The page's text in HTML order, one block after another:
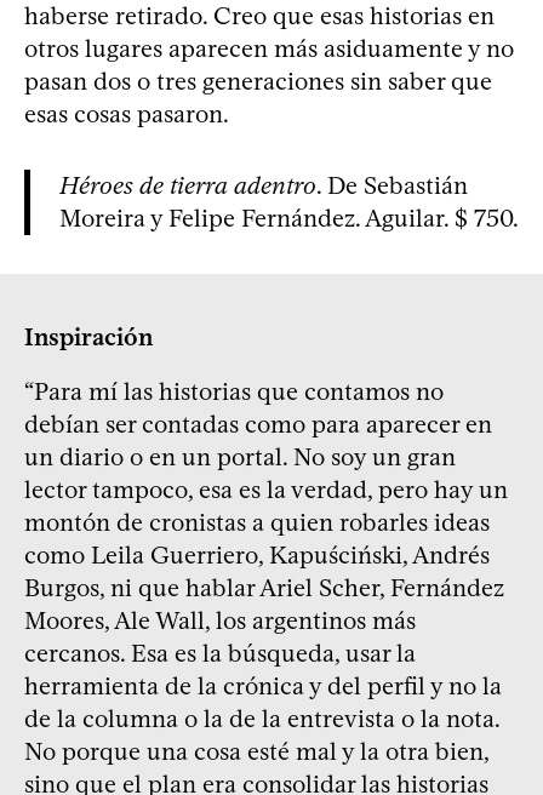
haberse retirado. Creo que esas historias en
otros lugares aparecen más asiduamente y no
pasan dos o tres generaciones sin saber que
esas cosas pasaron.
Héroes de tierra adentro. De Sebastián
Moreira y Felipe Fernández. Aguilar. $ 750.
Inspiración
“Para mí las historias que contamos no
debían ser contadas como para aparecer en
un diario o en un portal. No soy un gran
lector tampoco, esa es la verdad, pero hay un
montón de cronistas a quien robarles ideas
como Leila Guerriero, Kapuściński, Andrés
Burgos, ni que hablar Ariel Scher, Fernández
Moores, Ale Wall, los argentinos más
cercanos. Esa es la búsqueda, usar la
herramienta de la crónica y del perfil y no la
de la columna o la de la entrevista o la nota.
No porque una cosa esté mal y la otra bien,
sino que el plan era consolidar las historias